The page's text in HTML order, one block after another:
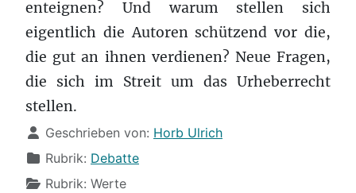
enteignen? Und warum stellen sich
eigentlich die Autoren schützend vor die,
die gut an ihnen verdienen? Neue Fragen,
die sich im Streit um das Urheberrecht
stellen.
DetailsGeschrieben von: Horb Ulrich
Rubrik: Debatte
Rubrik: Werte